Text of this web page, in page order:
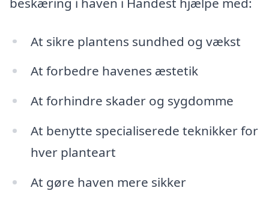
At sikre plantens sundhed og vækst
At forbedre havenes æstetik
At forhindre skader og sygdomme
At benytte specialiserede teknikker for
hver planteart
At gøre haven mere sikker